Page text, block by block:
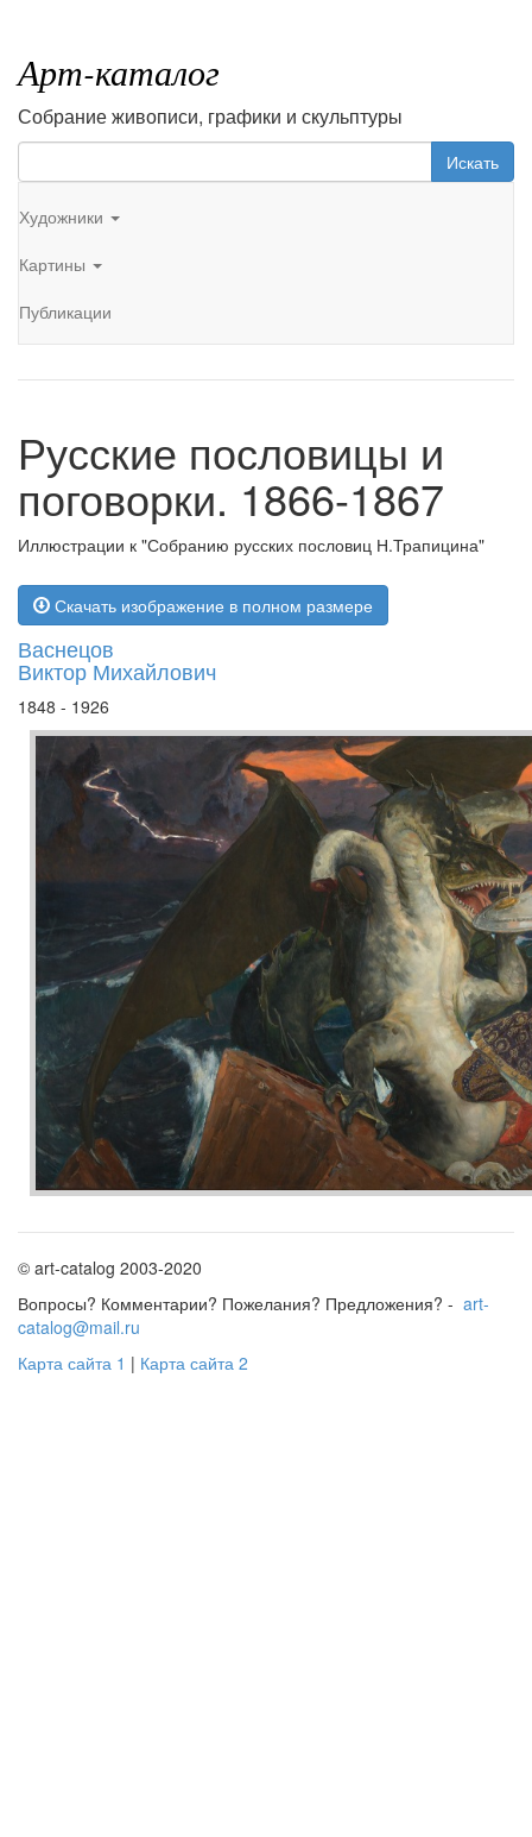
Арт-каталог
Собрание живописи, графики и скульптуры
Искать
Художники
Картины
Публикации
Русские пословицы и
поговорки. 1866-1867
Иллюстрации к "Собранию русских пословиц Н.Трапицина"
Скачать изображение в полном размере
Васнецов
Виктор Михайлович
1848 - 1926
© art-catalog 2003-2020
Вопросы? Комментарии? Пожелания? Предложения? - art-
catalog@mail.ru
Карта сайта 1 | Карта сайта 2